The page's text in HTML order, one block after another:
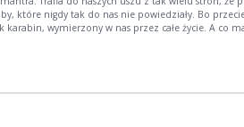
które nigdy tak do nas nie powiedziały. Bo
wymierzony w nas przez całe życie. A co ma być
hiperaktywni. W to, że przez całe życie trzeba